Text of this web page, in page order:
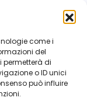
come i
del
permetterà di
o ID unici
può influire